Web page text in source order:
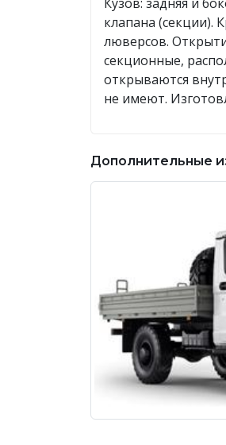
клапана (секции).
люверсов.
секционные,
открываются
не имеют.
Дополнительные